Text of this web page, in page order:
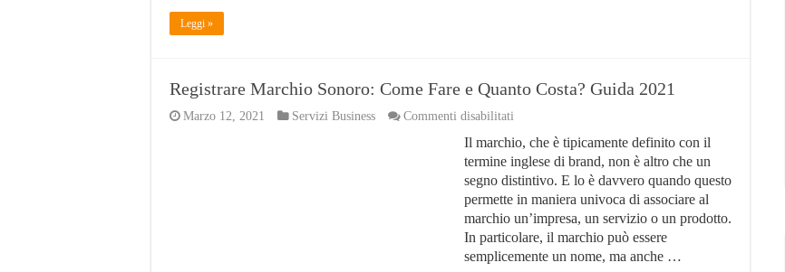
Leggi »
Registrare Marchio Sonoro: Come Fare e Quanto Costa? Guida 2021
Marzo 12, 2021 Servizi Business Commenti disabilitati
Marchio
Sonoro:
Come
Fare
e
Quanto
Costa?
Guida
2021
Il marchio, che è tipicamente definito con il
termine inglese di brand, non è altro che un
segno distintivo. E lo è davvero quando questo
permette in maniera univoca di associare al
marchio un’impresa, un servizio o un prodotto.
In particolare, il marchio può essere
semplicemente un nome, ma anche …